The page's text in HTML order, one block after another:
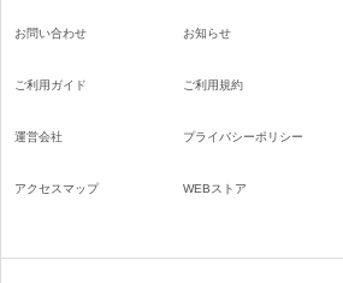
お問い合わせ お知らせ
ご利用ガイド
運営会社
アクセスマップ
ご利用規約
プライバシーポリシー
WEBストア